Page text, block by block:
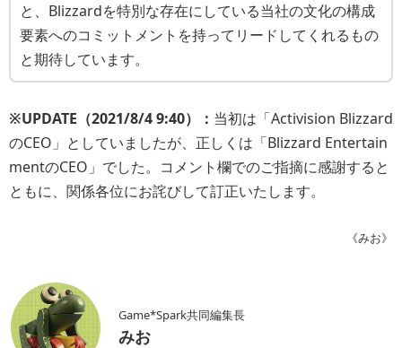
と、Blizzardを特別な存在にしている当社の文化の構成
要素へのコミットメントを持ってリードしてくれるもの
と期待しています。
※UPDATE（2021/8/4 9:40）： 当初は「Activision Blizzard
のCEO」としていましたが、正しくは「Blizzard Entertain
mentのCEO」でした。コメント欄でのご指摘に感謝すると
ともに、関係各位にお詫びして訂正いたします。
《みお》
Game*Spark共同編集長
みお